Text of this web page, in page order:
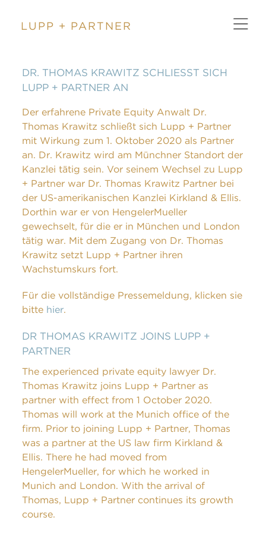
LUPP + PARTNER
DR. THOMAS KRAWITZ SCHLIESST SICH L
UPP + PARTNER AN
Der erfahrene Private Equity Anwalt Dr.
Thomas Krawitz schließt sich Lupp + Partner
mit Wirkung zum 1. Oktober 2020 als Partner
an. Dr. Krawitz wird am Münchner Standort der
Kanzlei tätig sein. Vor seinem Wechsel zu Lupp
+ Partner war Dr. Thomas Krawitz Partner bei
der US-amerikanischen Kanzlei Kirkland & Ellis.
Dorthin war er von HengelerMueller
gewechselt, für die er in München und London
tätig war. Mit dem Zugang von Dr. Thomas
Krawitz setzt Lupp + Partner ihren
Wachstumskurs fort.
Für die vollständige Pressemeldung, klicken sie
bitte hier.
DR THOMAS KRAWITZ JOINS LUPP +
PARTNER
The experienced private equity lawyer Dr.
Thomas Krawitz joins Lupp + Partner as
partner with effect from 1 October 2020.
Thomas will work at the Munich office of the
firm. Prior to joining Lupp + Partner, Thomas
was a partner at the US law firm Kirkland &
Ellis. There he had moved from
HengelerMueller, for which he worked in
Munich and London. With the arrival of
Thomas, Lupp + Partner continues its growth
course.